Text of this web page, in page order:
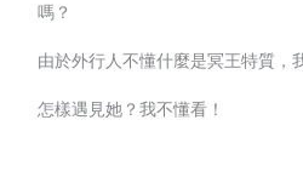
嗎？
由於外行人不懂什麼是冥王特質，
怎樣遇見她？我不懂看！